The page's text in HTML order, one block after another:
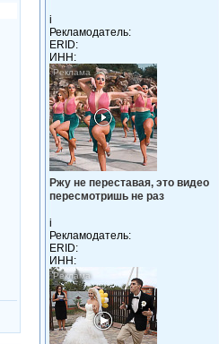
i
Рекламодатель:
ERID:
ИНН:
Ржу не переставая, это видео
пересмотришь не раз
i
Рекламодатель:
ERID:
ИНН: